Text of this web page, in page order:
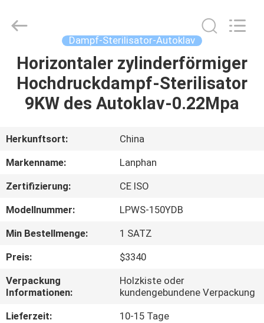
HAUS
PRODUKTE
VIDEOS
UNS
FABRIK-
AUSFLUG
QUALITÄTSKONTROLLE
Co.,Ltd.
Dampf-Sterilisator-Autoklav
Horizontaler zylinderförmiger
Hochdruckdampf-Sterilisator
9KW des Autoklav-0.22Mpa
Herkunftsort:
China
Markenname:
Lanphan
Zertifizierung:
CE ISO
Modellnummer:
LPWS-150YDB
Min Bestellmenge:
1 SATZ
Preis:
$3340
Verpackung
Informationen:
Holzkiste oder
kundengebundene Verpackung
Lieferzeit:
10-15 Tage